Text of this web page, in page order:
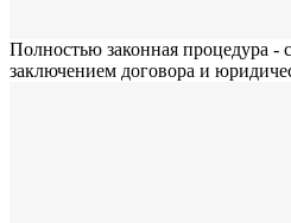
Полностью законная процедура -
заключением договора и